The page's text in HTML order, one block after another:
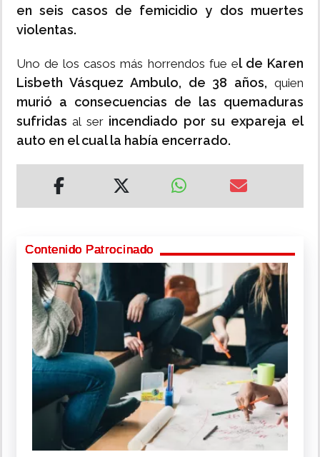
en seis casos de femicidio y dos muertes
violentas.
Uno de los casos más horrendos fue el de Karen
Lisbeth Vásquez Ambulo, de 38 años, quien
murió a consecuencias de las quemaduras
sufridas al ser incendiado por su expareja el
auto en el cual la había encerrado.
Contenido Patrocinado